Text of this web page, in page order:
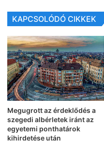
KAPCSOLÓDÓ CIKKEK
Megugrott az érdeklődés a
szegedi albérletek iránt az
egyetemi ponthatárok
kihirdetése után